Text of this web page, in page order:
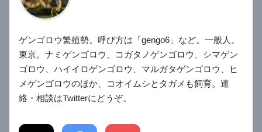
ゲンゴロウ繁殖勢。呼び方は「gengo6」など。一般人。
東京。ナミゲンゴロウ、コガタノゲンゴロウ、シマゲン
ゴロウ、ハイイロゲンゴロウ、マルガタゲンゴロウ、ヒ
メゲンゴロウのほか、コオイムシとタガメも飼育。連
絡・相談はTwitterにどうぞ。